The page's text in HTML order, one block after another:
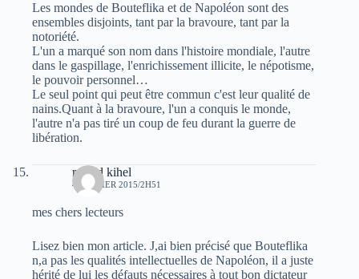
Les mondes de Bouteflika et de Napoléon sont des
ensembles disjoints, tant par la bravoure, tant par la
notoriété.
L'un a marqué son nom dans l'histoire mondiale, l'autre
dans le gaspillage, l'enrichissement illicite, le népotisme,
le pouvoir personnel…
Le seul point qui peut être commun c'est leur qualité de
nains.Quant à la bravoure, l'un a conquis le monde,
l'autre n'a pas tiré un coup de feu durant la guerre de
libération.
rachid kihel
4 JANVIER 2015/2H51
mes chers lecteurs
Lisez bien mon article. J,ai bien précisé que Bouteflika
n,a pas les qualités intellectuelles de Napoléon, il a juste
hérité de lui les défauts nécessaires à tout bon dictateur